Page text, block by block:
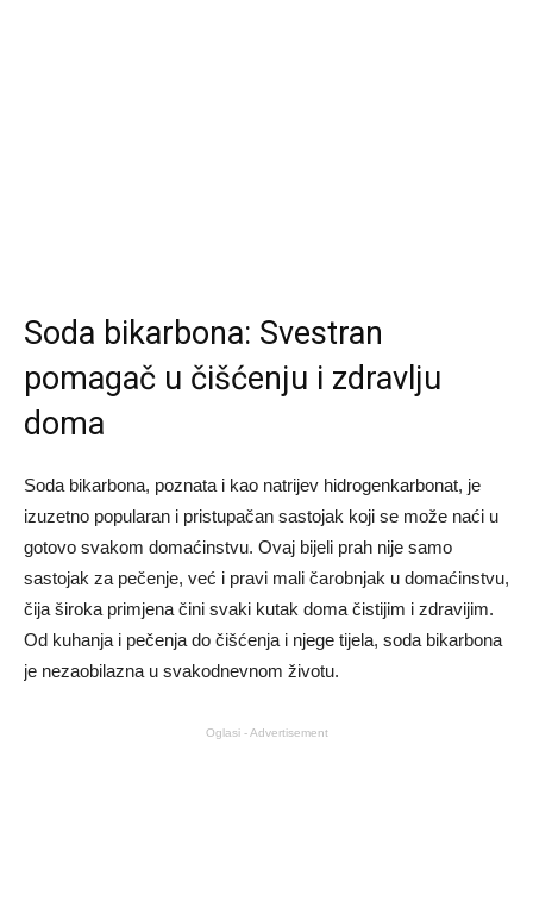
Soda bikarbona: Svestran
pomagač u čišćenju i zdravlju
doma
Soda bikarbona, poznata i kao natrijev hidrogenkarbonat, je
izuzetno popularan i pristupačan sastojak koji se može naći u
gotovo svakom domaćinstvu. Ovaj bijeli prah nije samo
sastojak za pečenje, već i pravi mali čarobnjak u domaćinstvu,
čija široka primjena čini svaki kutak doma čistijim i zdravijim.
Od kuhanja i pečenja do čišćenja i njege tijela, soda bikarbona
je nezaobilazna u svakodnevnom životu.
Oglasi - Advertisement